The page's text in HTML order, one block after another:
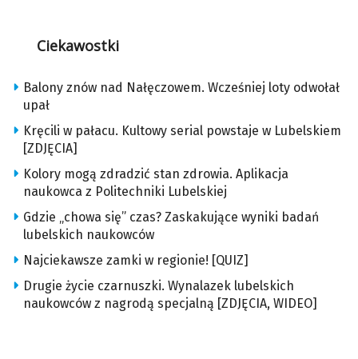
Ciekawostki
Balony znów nad Nałęczowem. Wcześniej loty odwołał
upał
Kręcili w pałacu. Kultowy serial powstaje w Lubelskiem
[ZDJĘCIA]
Kolory mogą zdradzić stan zdrowia. Aplikacja
naukowca z Politechniki Lubelskiej
Gdzie „chowa się” czas? Zaskakujące wyniki badań
lubelskich naukowców
Najciekawsze zamki w regionie! [QUIZ]
Drugie życie czarnuszki. Wynalazek lubelskich
naukowców z nagrodą specjalną [ZDJĘCIA, WIDEO]